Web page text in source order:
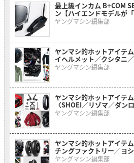
最上級インカム B+COM
ン【ハイエンドモデルが「
ヤングマシン編集部
ヤンマシ的ホットアイテ
イヘルメット／クシタニ
ヤングマシン編集部
ヤンマシ的ホットアイテ
〈SHOEI／リゾマ／ダン
ヤングマシン編集部
ヤンマシ的ホットアイテ
チングファクトリー／ヨ
ヤングマシン編集部